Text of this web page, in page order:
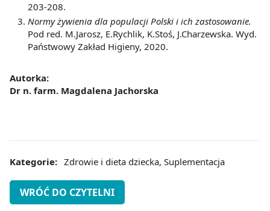
203-208.
Normy żywienia dla populacji Polski i ich zastosowanie.
Pod red. M.Jarosz, E.Rychlik, K.Stoś, J.Charzewska. Wyd.
Państwowy Zakład Higieny, 2020.
Autorka:
Dr n. farm. Magdalena Jachorska
Kategorie: Zdrowie i dieta dziecka, Suplementacja
WRÓĆ DO CZYTELNI